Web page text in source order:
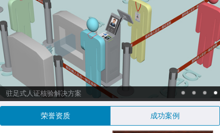
驻足式人证核验解决方案
荣誉资质 成功案例